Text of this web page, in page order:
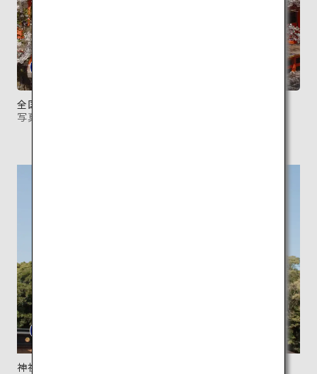
全国から宮大工を集めて造られた壮麗な社殿。
写真提供：富士山本宮浅間大社
神社建築として珍しい2階建ての本殿。